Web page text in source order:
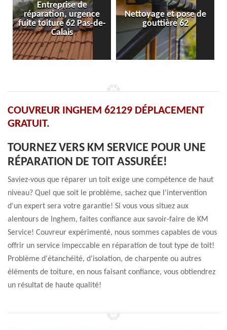
de
urgence
Pas-de-
Nettoyage et pose de
gouttière 62
Pose et
velux 62
COUVREUR INGHEM 62129 DÉPLACEMENT
GRATUIT.
TOURNEZ VERS KM SERVICE POUR UNE
RÉPARATION DE TOIT ASSURÉE!
Saviez-vous que réparer un toit exige une compétence de haut
niveau? Quel que soit le problème, sachez que l'intervention
d'un expert sera votre garantie! Si vous vous situez aux
alentours de Inghem, faites confiance aux savoir-faire de KM
Service! Couvreur expérimenté, nous sommes capables de vous
offrir un service impeccable en réparation de tout type de toit!
Problème d'étanchéité, d'isolation, de charpente ou autres
éléments de toiture, en nous faisant confiance, vous obtiendrez
un résultat de haute qualité!